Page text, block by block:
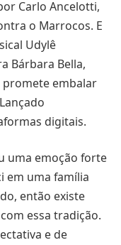
Carlo Ancelotti,
o Marrocos. E
Udylê
Bárbara Bella,
promete embalar
digitais.
uma emoção forte
em uma família
então existe
essa tradição.
e de